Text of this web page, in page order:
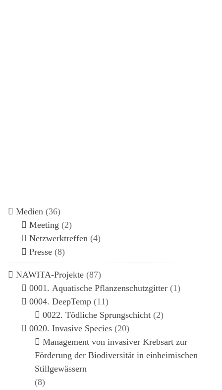
Medien (36)
Meeting (2)
Netzwerktreffen (4)
Presse (8)
NAWITA-Projekte (87)
0001. Aquatische Pflanzenschutzgitter (1)
0004. DeepTemp (11)
0022. Tödliche Sprungschicht (2)
0020. Invasive Species (20)
Management von invasiver Krebsart zur
Förderung der Biodiversität in einheimischen
Stillgewässern
(8)